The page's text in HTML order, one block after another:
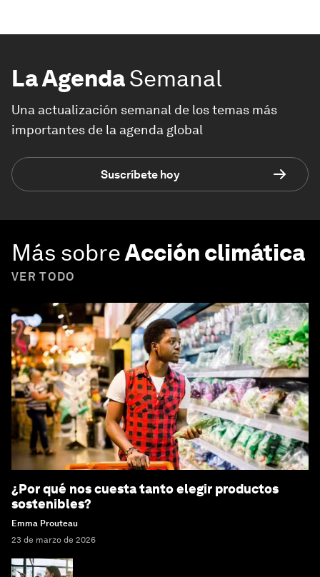
La AgendaSemanal
Una actualización semanal de los temas más
importantes de la agenda global
Suscríbete hoy
Más sobreAcción climática
VER TODO
¿Por qué nos cuesta tanto elegir productos
sostenibles?
Emma Prouteau
23 de marzo de 2026